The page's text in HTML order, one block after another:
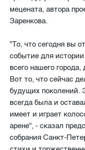
мецената, автора
Заренкова.
"То, что сегодня вы
событие для
всего нашего
Вот то, что сейчас
будущих поколений.
всегда была и
имеет и играет
арене", - сказал
собрания Санкт-